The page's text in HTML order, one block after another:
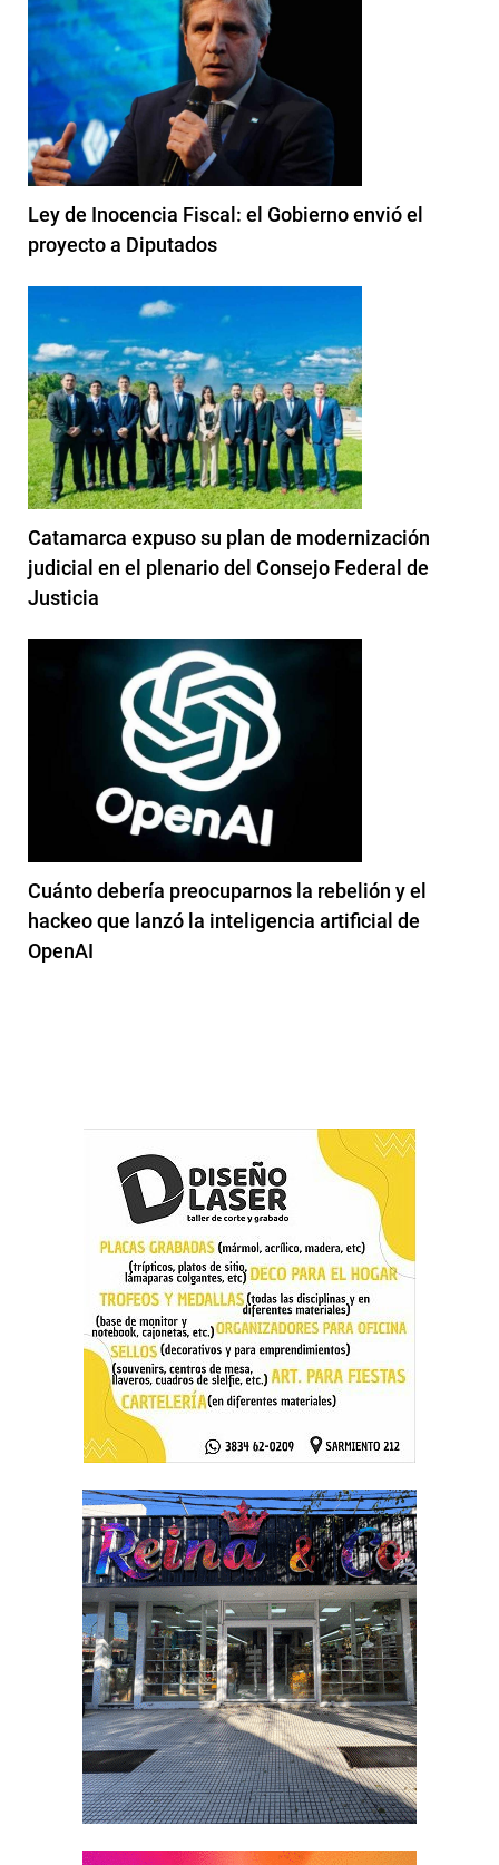
Ley de Inocencia Fiscal: el Gobierno envió el
proyecto a Diputados
Catamarca expuso su plan de modernización
judicial en el plenario del Consejo Federal de
Justicia
Cuánto debería preocuparnos la rebelión y el
hackeo que lanzó la inteligencia artificial de
OpenAI